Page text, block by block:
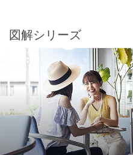
図解シリーズ